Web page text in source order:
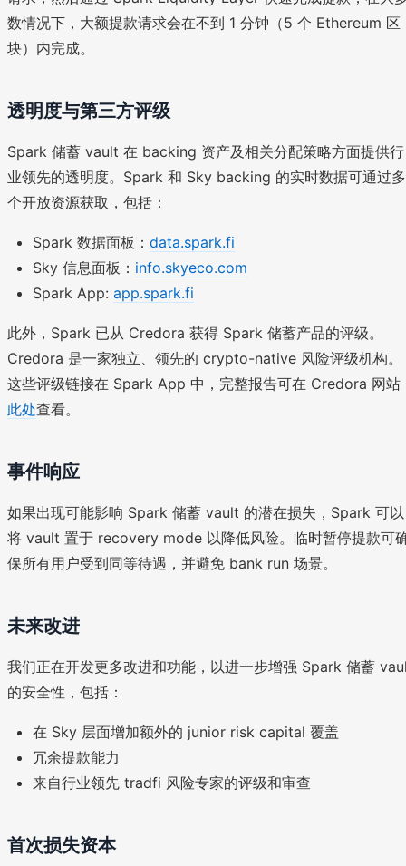
数情况下，大额提款请求会在不到 1 分钟（5 个 Ethereum 区
块）内完成。
透明度与第三方评级
Spark 储蓄 vault 在 backing 资产及相关分配策略方面提供行
业领先的透明度。Spark 和 Sky backing 的实时数据可通过多
个开放资源获取，包括：
Spark 数据面板： data.spark.fi
Sky 信息面板： info.skyeco.com
Spark App: app.spark.fi
此外，Spark 已从 Credora 获得 Spark 储蓄产品的评级。
Credora 是一家独立、领先的 crypto-native 风险评级机构。
这些评级链接在 Spark App 中，完整报告可在 Credora 网站
此处查看。
事件响应
如果出现可能影响 Spark 储蓄 vault 的潜在损失，Spark 可以
将 vault 置于 recovery mode 以降低风险。临时暂停提款可
保所有用户受到同等待遇，并避免 bank run 场景。
未来改进
我们正在开发更多改进和功能，以进一步增强 Spark 储蓄
的安全性，包括：
在 Sky 层面增加额外的 junior risk capital 覆盖
冗余提款能力
来自行业领先 tradfi 风险专家的评级和审查
首次损失资本